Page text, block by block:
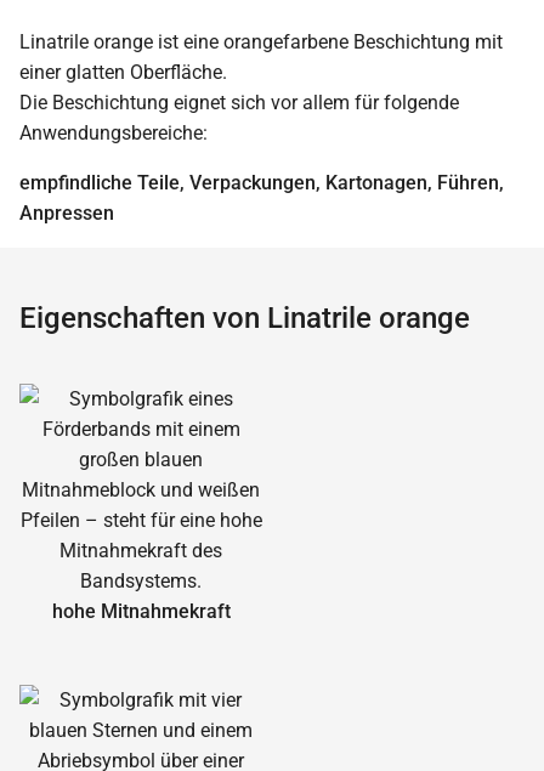
Linatrile orange ist eine orangefarbene Beschichtung mit
einer glatten Oberfläche.
Die Beschichtung eignet sich vor allem für folgende
Anwendungsbereiche:
empfindliche Teile, Verpackungen, Kartonagen, Führen,
Anpressen
Eigenschaften von Linatrile orange
hohe Mitnahmekraft